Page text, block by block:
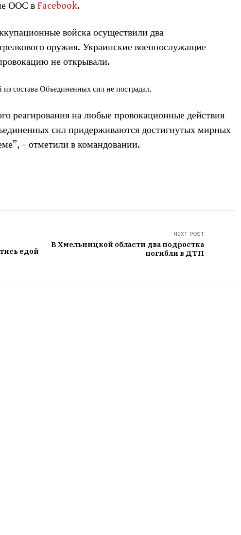
ООС в Facebook.
войска осуществили два
оружия. Украинские военнослужащие
не открывали.
состава Объединенных сил не пострадал.
реагирования на любые провокационные действия
сил придерживаются достигнутых мирных
– отметили в командовании.
едой
NEXT POST
В Хмельницкой области два подростка
погибли в ДТП